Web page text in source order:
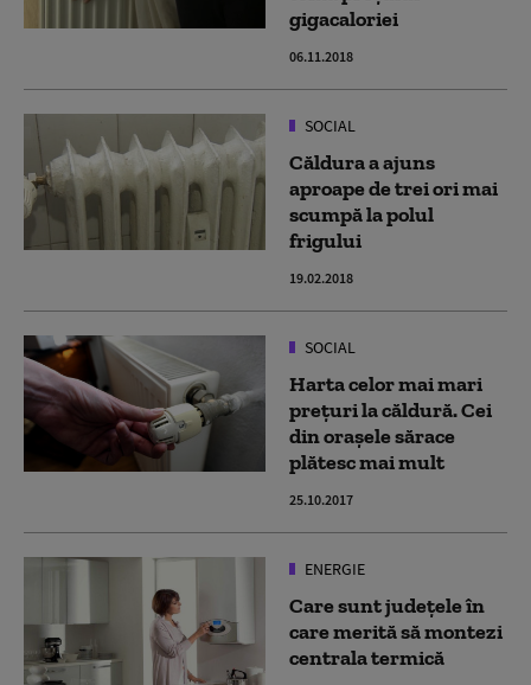
gigacaloriei
06.11.2018
SOCIAL
Căldura a ajuns
aproape de trei ori mai
scumpă la polul
frigului
19.02.2018
SOCIAL
Harta celor mai mari
preţuri la căldură. Cei
din orașele sărace
plătesc mai mult
25.10.2017
ENERGIE
Care sunt județele în
care merită să montezi
centrala termică